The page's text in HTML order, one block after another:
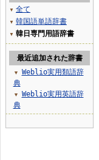
▼ 全て
▼ 韓国語単語辞書
▼ 韓日専門用語辞書
最近追加された辞書
▼
Weblio実用類語辞
典
▼
Weblio実用英語辞
典